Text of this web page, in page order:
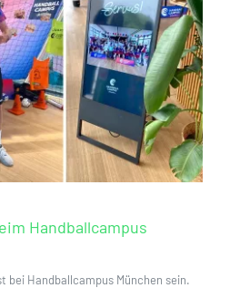
Handballcampus
bei Handballcampus München sein.